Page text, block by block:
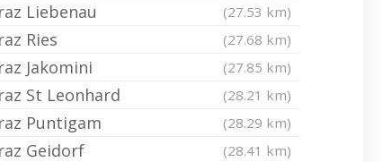
Liebenau (27.53 km)
Ries (27.68 km)
Jakomini (27.85 km)
St Leonhard (28.21 km)
Puntigam (28.29 km)
Geidorf (28.41 km)